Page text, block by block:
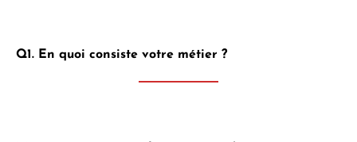
Q1. En quoi consiste votre métier ?